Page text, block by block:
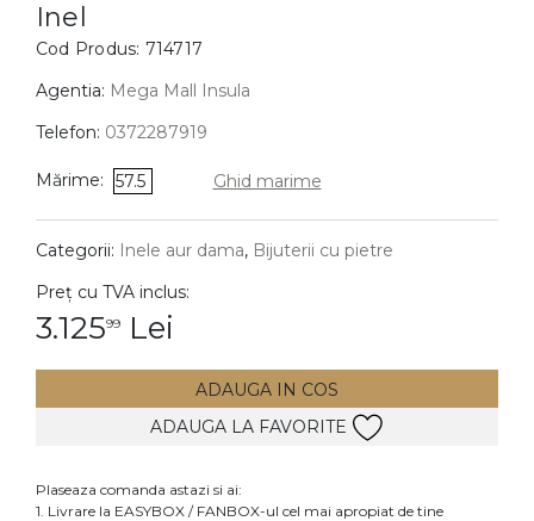
Cercei
Bratari
Coliere
Lanturi
Pandantive
DIAMANTE Vezi toate
Cercei
Accesorii
Inel
Cod Produs: 714717
Agentia: Mega Mall Insula
Telefon: 0372287919
Mărime: 57.5 Ghid marime
Categorii: Inele aur dama, Bijuterii cu pietre
Preț cu TVA inclus:
3.12599 Lei
ADAUGA IN COS
ADAUGA LA FAVORITE
Plaseaza comanda astazi si ai:
1. Livrare la EASYBOX / FANBOX-ul cel mai apropiat de tine